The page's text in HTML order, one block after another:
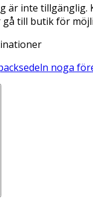
är inte tillgänglig.
gå till butik för
noga